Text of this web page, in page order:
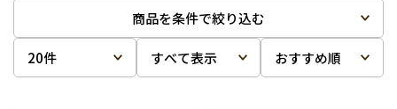
商品を条件で絞り込む